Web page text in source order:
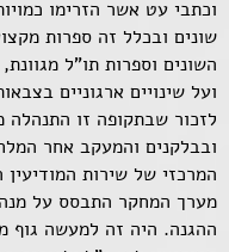
וכתבי עט אשר הזרימו
שונים ובכלל זה ספרות
השונים וספרות תו"ל
לזכור שבתקופה זו התנהלה
ובבלקנים והמעקב אחר
המרכזי של שירות המודיעין
ההגנה. היה זה למעשה גוף